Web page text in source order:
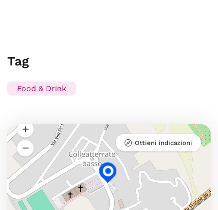
Tag
Food & Drink
Ottieni indicazioni